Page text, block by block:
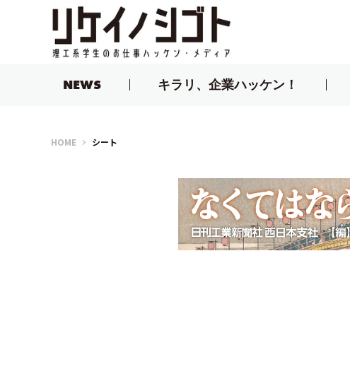
NEWS キラリ、企業ハッケン！
HOMEリケイノシゴト
シート